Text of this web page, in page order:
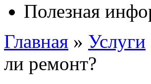
Полезная
Главная » Услуги
ли ремонт?